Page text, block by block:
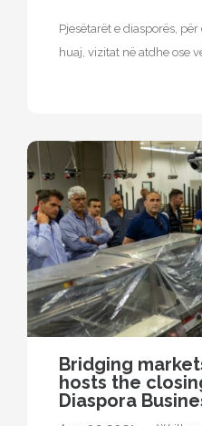
Pjesëtarët e diasporës,
huaj, vizitat në atdhe ose
Bridging
hosts the
Diaspora